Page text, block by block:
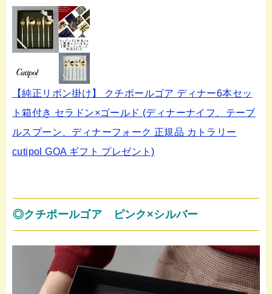
【純正リボン掛け】 クチポールゴア ディナー6本セッ
ト箱付き セラドン×ゴールド (ディナーナイフ、テーブ
ルスプーン、ディナーフォーク 正規品 カトラリー
cutipol GOA ギフト プレゼント)
◎クチポールゴア ピンク×シルバー